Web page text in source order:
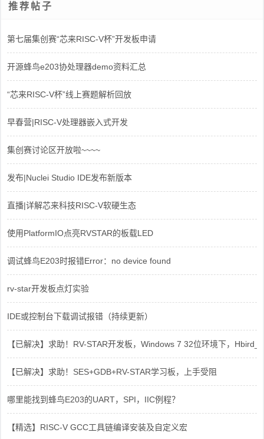
推荐帖子
第七届集创赛“芯来RISC-V杯”开发板申请
开源蜂鸟e203协处理器demo资料汇总
“芯来RISC-V杯”线上赛题解析回放
早春营|RISC-V处理器嵌入式开发
集创赛讨论区开放啦~~~~
发布|Nuclei Studio IDE发布新版本
直播|详解芯来科技RISC-V软硬生态
使用PlatformIO点亮RVSTAR的板载LED
调试蜂鸟E203时报错Error：no device found
rv-star开发板点灯实验
IDE或控制台下载调试报错（持续更新）
【已解决】求助！RV-STAR开发板，Windows 7 32位环境下，
【已解决】求助！SES+GDB+RV-STAR学习板，上手受阻
哪里能找到蜂鸟E203的UART，SPI，IIC例程？
【精选】RISC-V GCC工具链编译安装及自定义宏